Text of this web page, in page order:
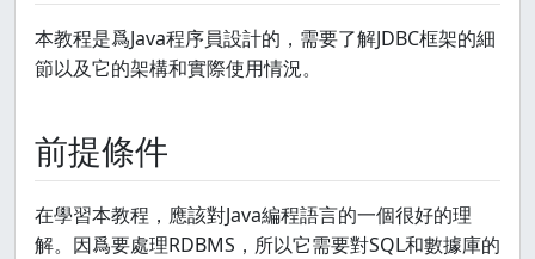
本教程是爲Java程序員設計的，需要了解JDBC框架的細
節以及它的架構和實際使用情況。
前提條件
在學習本教程，應該對Java編程語言的一個很好的理
解。因爲要處理RDBMS，所以它需要對SQL和數據庫的